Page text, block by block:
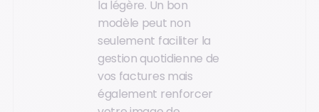
la légère. Un bon
modèle peut non
seulement faciliter la
gestion quotidienne de
vos factures mais
également renforcer